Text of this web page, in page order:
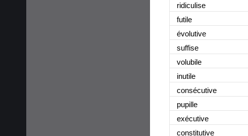
ridiculise
futile
évolutive
suffise
volubile
inutile
consécutive
pupille
exécutive
constitutive